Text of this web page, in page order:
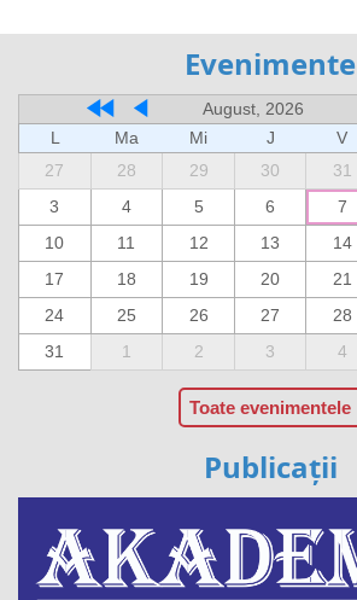
Evenimente
August, 2026
L
Ma Mi J V
27
28 29 30 31
3
4 5 6 7
10
11 12 13 14
17
18 19 20 21
24
25 26 27 28
31
1 2 3 4
Toate evenimentele
Publicații